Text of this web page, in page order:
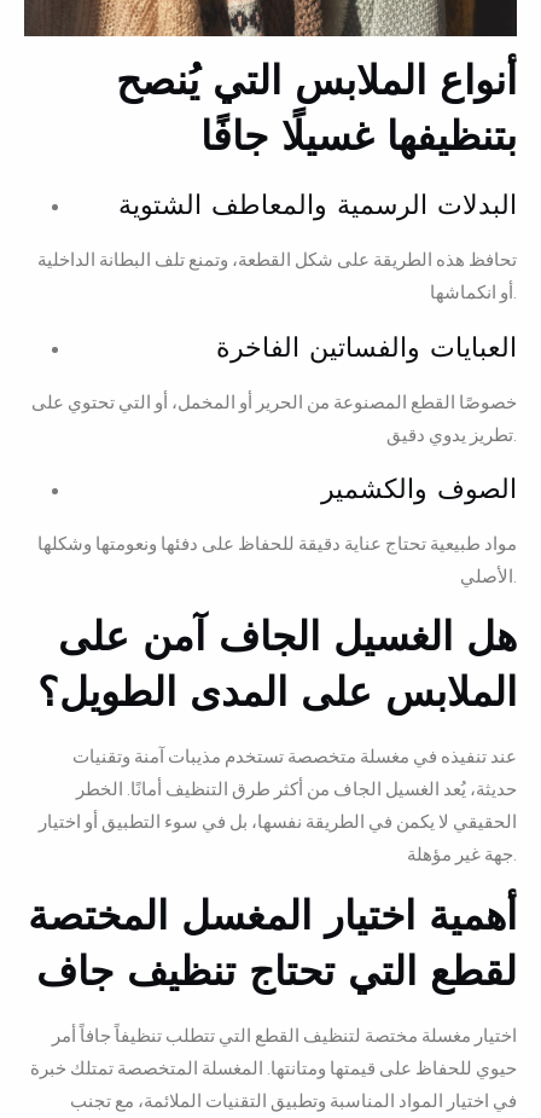
أنواع الملابس التي يُنصح
بتنظيفها غسيلًا جافًا
البدلات الرسمية والمعاطف الشتوية
تحافظ هذه الطريقة على شكل القطعة، وتمنع تلف البطانة الداخلية
أو انكماشها.
العبايات والفساتين الفاخرة
خصوصًا القطع المصنوعة من الحرير أو المخمل، أو التي تحتوي على
الصوف والكشمير
مواد طبيعية تحتاج عناية دقيقة للحفاظ على دفئها ونعومتها وشكلها
الأصلي.
هل الغسيل الجاف آمن على
الملابس على المدى الطويل؟
عند تنفيذه في مغسلة متخصصة تستخدم مذيبات آمنة وتقنيات
حديثة، يُعد الغسيل الجاف من أكثر طرق التنظيف أمانًا. الخطر
الحقيقي لا يكمن في الطريقة نفسها، بل في سوء التطبيق أو اختيار
جهة غير مؤهلة.
أهمية اختيار المغسل المختصة
لقطع التي تحتاج تنظيف جاف
اختيار مغسلة مختصة لتنظيف القطع التي تتطلب تنظيفاً جافاً أمر
حيوي للحفاظ على قيمتها ومتانتها. المغسلة المتخصصة تمتلك خبرة
في اختيار المواد المناسبة وتطبيق التقنيات الملائمة، مع تجنب